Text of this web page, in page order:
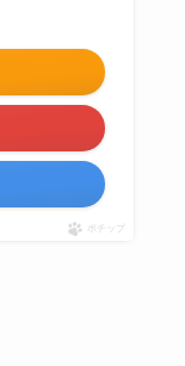
ポチップ